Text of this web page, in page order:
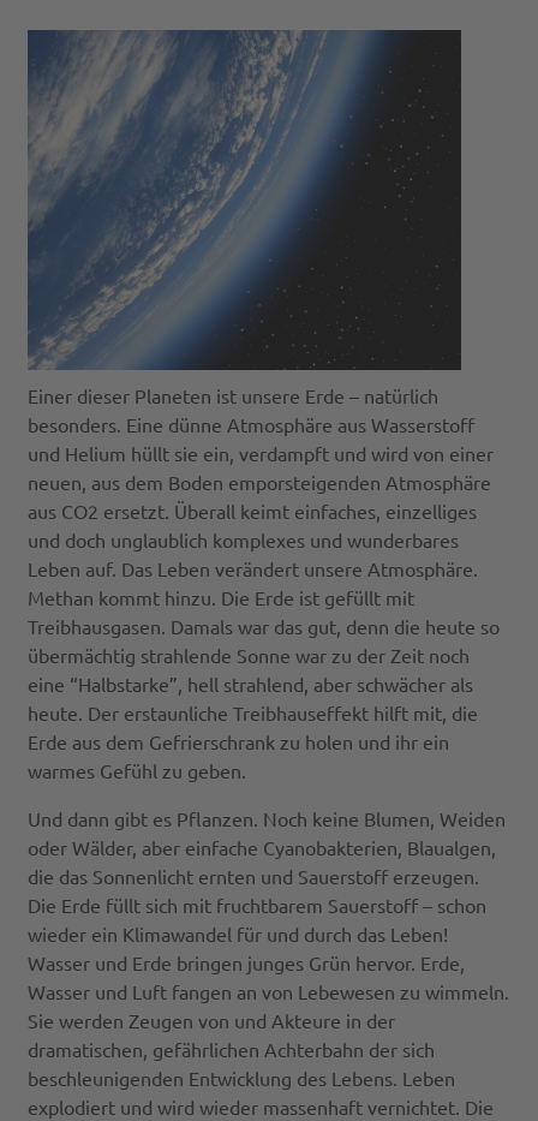
Einer dieser Planeten ist unsere Erde – natürlich
besonders. Eine dünne Atmosphäre aus Wasserstoff
und Helium hüllt sie ein, verdampft und wird von einer
neuen, aus dem Boden emporsteigenden Atmosphäre
aus CO2 ersetzt. Überall keimt einfaches, einzelliges
und doch unglaublich komplexes und wunderbares
Leben auf. Das Leben verändert unsere Atmosphäre.
Methan kommt hinzu. Die Erde ist gefüllt mit
Treibhausgasen. Damals war das gut, denn die heute so
übermächtig strahlende Sonne war zu der Zeit noch
eine “Halbstarke”, hell strahlend, aber schwächer als
heute. Der erstaunliche Treibhauseffekt hilft mit, die
Erde aus dem Gefrierschrank zu holen und ihr ein
warmes Gefühl zu geben.
Und dann gibt es Pflanzen. Noch keine Blumen, Weiden
oder Wälder, aber einfache Cyanobakterien, Blaualgen,
die das Sonnenlicht ernten und Sauerstoff erzeugen.
Die Erde füllt sich mit fruchtbarem Sauerstoff – schon
wieder ein Klimawandel für und durch das Leben!
Wasser und Erde bringen junges Grün hervor. Erde,
Wasser und Luft fangen an von Lebewesen zu wimmeln.
Sie werden Zeugen von und Akteure in der
dramatischen, gefährlichen Achterbahn der sich
beschleunigenden Entwicklung des Lebens. Leben
explodiert und wird wieder massenhaft vernichtet. Die